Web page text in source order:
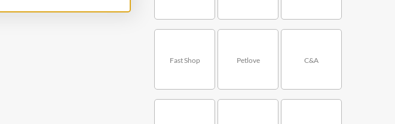
Fast Shop Petlove C&A